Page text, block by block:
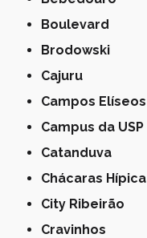
Boulevard
Brodowski
Cajuru
Campos Elíseos
Campus da USP
Catanduva
Chácaras Hípica
City Ribeirão
Cravinhos